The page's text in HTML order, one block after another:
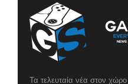
Τα τελευταία νέα στον